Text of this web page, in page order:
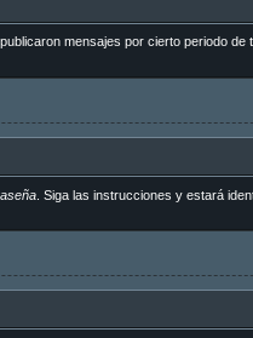
mensajes por cierto periodo de
. Siga las instrucciones y estará